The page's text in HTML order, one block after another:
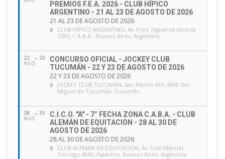
PREMIOS F.E.A. 2026 - CLUB HÍPICO
ARGENTINO - 21 AL 23 DE AGOSTO DE 2026
21 AL 23 DE AGOSTO DE 2026
CLUB HÍPICO ARGENTINO, Av Pres. Figueroa Alcorta
7285, C.A.B.A., Buenos Aires, Argentina
22
AGO
23
CONCURSO OFICIAL - JOCKEY CLUB
TUCUMÁN - 22 Y 23 DE AGOSTO DE 2026
22 Y 23 DE AGOSTO DE 2026
JOCKEY CLUB TUCUMÁN, San Martín 451, 4000 San
Miguel de Tucumán, Tucumán
28
AGO
30
C.I.C.O. "A" - 7° FECHA ZONA C.A.B.A. - CLUB
ALEMÁN DE EQUITACIÓN - 28 AL 30 DE
AGOSTO DE 2026
28 AL 30 DE AGOSTO DE 2026
CLUB ALEMÁN DE EQUITACIÓN, Av Cnel Manuel
Dorrego 4045, Palermo, Buenos Aires, Argentina